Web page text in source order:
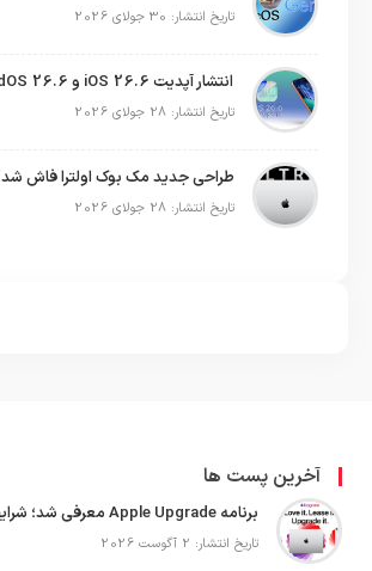
تاریخ انتشار: 30 جولای 2026
انتشار آپدیت iOS 26.6 و iPadOS 26.6
تاریخ انتشار: 28 جولای 2026
طراحی جدید مک بوک اولترا فاش شد
تاریخ انتشار: 28 جولای 2026
آخرین پست ها
تاریخ انتشار: 2 آگوست 2026